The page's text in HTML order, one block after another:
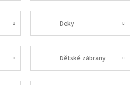
Deky
Dětské zábrany